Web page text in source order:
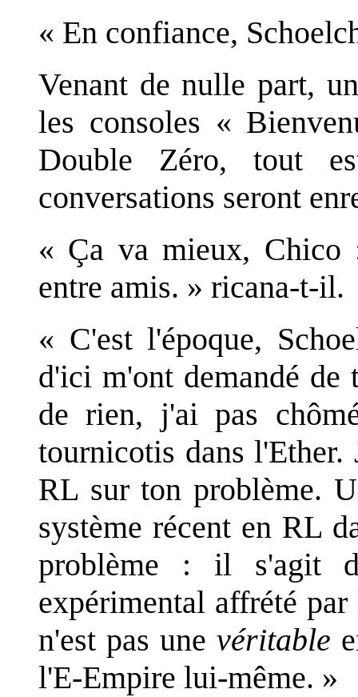
« En confiance,
Venant de nulle part,
les consoles «
Double Zéro, tout
conversations seront
« Ça va mieux,
entre amis. » ricana-t-il.
« C'est l'époque,
d'ici m'ont demandé
de rien, j'ai pas
tournicotis dans l'Ether.
RL sur ton problème.
système récent en RL
problème : il s'agit
expérimental affrété
n'est pas une véritable
l'E-Empire lui-même. »